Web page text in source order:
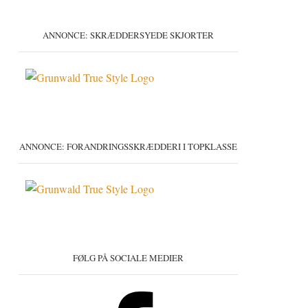
ANNONCE: SKRÆDDERSYEDE SKJORTER
ANNONCE: FORANDRINGSSKRÆDDERI I TOPKLASSE
FØLG PÅ SOCIALE MEDIER